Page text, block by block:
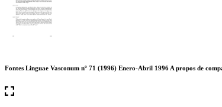
Fontes Linguae Vasconum nº 71 (1996) Enero-Abril 1996 A propos de